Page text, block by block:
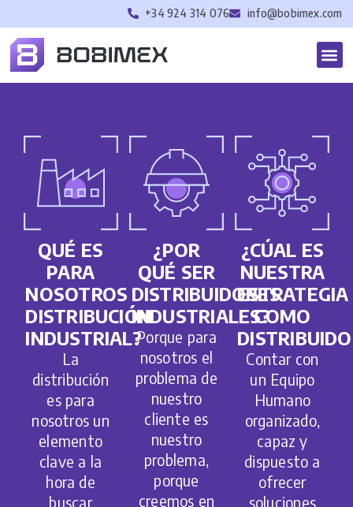
+34 924 314 076 info@bobimex.com
QUÉ ES
PARA
NOSOTROS
DISTRIBUCIÓN
INDUSTRIAL?
La
distribución
es para
nosotros un
elemento
clave a la
hora de
buscar
¿POR
QUÉ SER
DISTRIBUIDORES
INDUSTRIALES?
Porque para
nosotros el
problema de
nuestro
cliente es
nuestro
problema,
porque
creemos en
¿CÚAL ES
NUESTRA
ESTRATEGIA
COMO
Contar con
un Equipo
Humano
organizado,
capaz y
dispuesto a
ofrecer
soluciones